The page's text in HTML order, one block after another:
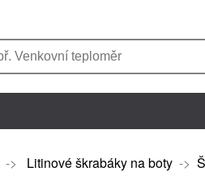
-> Litinové škrabáky na boty ->